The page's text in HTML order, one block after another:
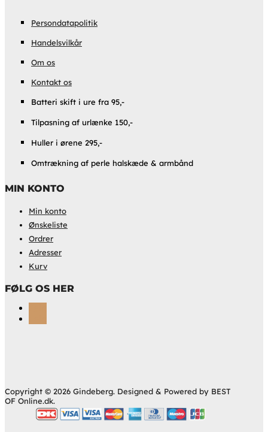
Persondatapolitik
Handelsvilkår
Om os
Kontakt os
Batteri skift i ure fra 95,-
Tilpasning af urlænke 150,-
Huller i ørene 295,-
Omtrækning af perle halskæde & armbånd
MIN KONTO
Min konto
Ønskeliste
Ordrer
Adresser
Kurv
FØLG OS HER
Copyright © 2026 Gindeberg. Designed & Powered by BEST
OF Online.dk.